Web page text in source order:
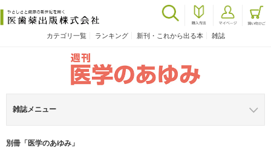
カテゴリ一覧 ランキング 新刊・これから出る本 雑誌
雑誌メニュー
別冊「医学のあゆみ」